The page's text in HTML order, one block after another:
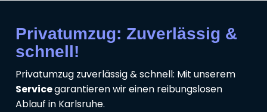
Privatumzug: Zuverlässig &
schnell!
Privatumzug zuverlässig & schnell: Mit unserem
Servicegarantieren wir einen reibungslosen
Ablauf in Karlsruhe.